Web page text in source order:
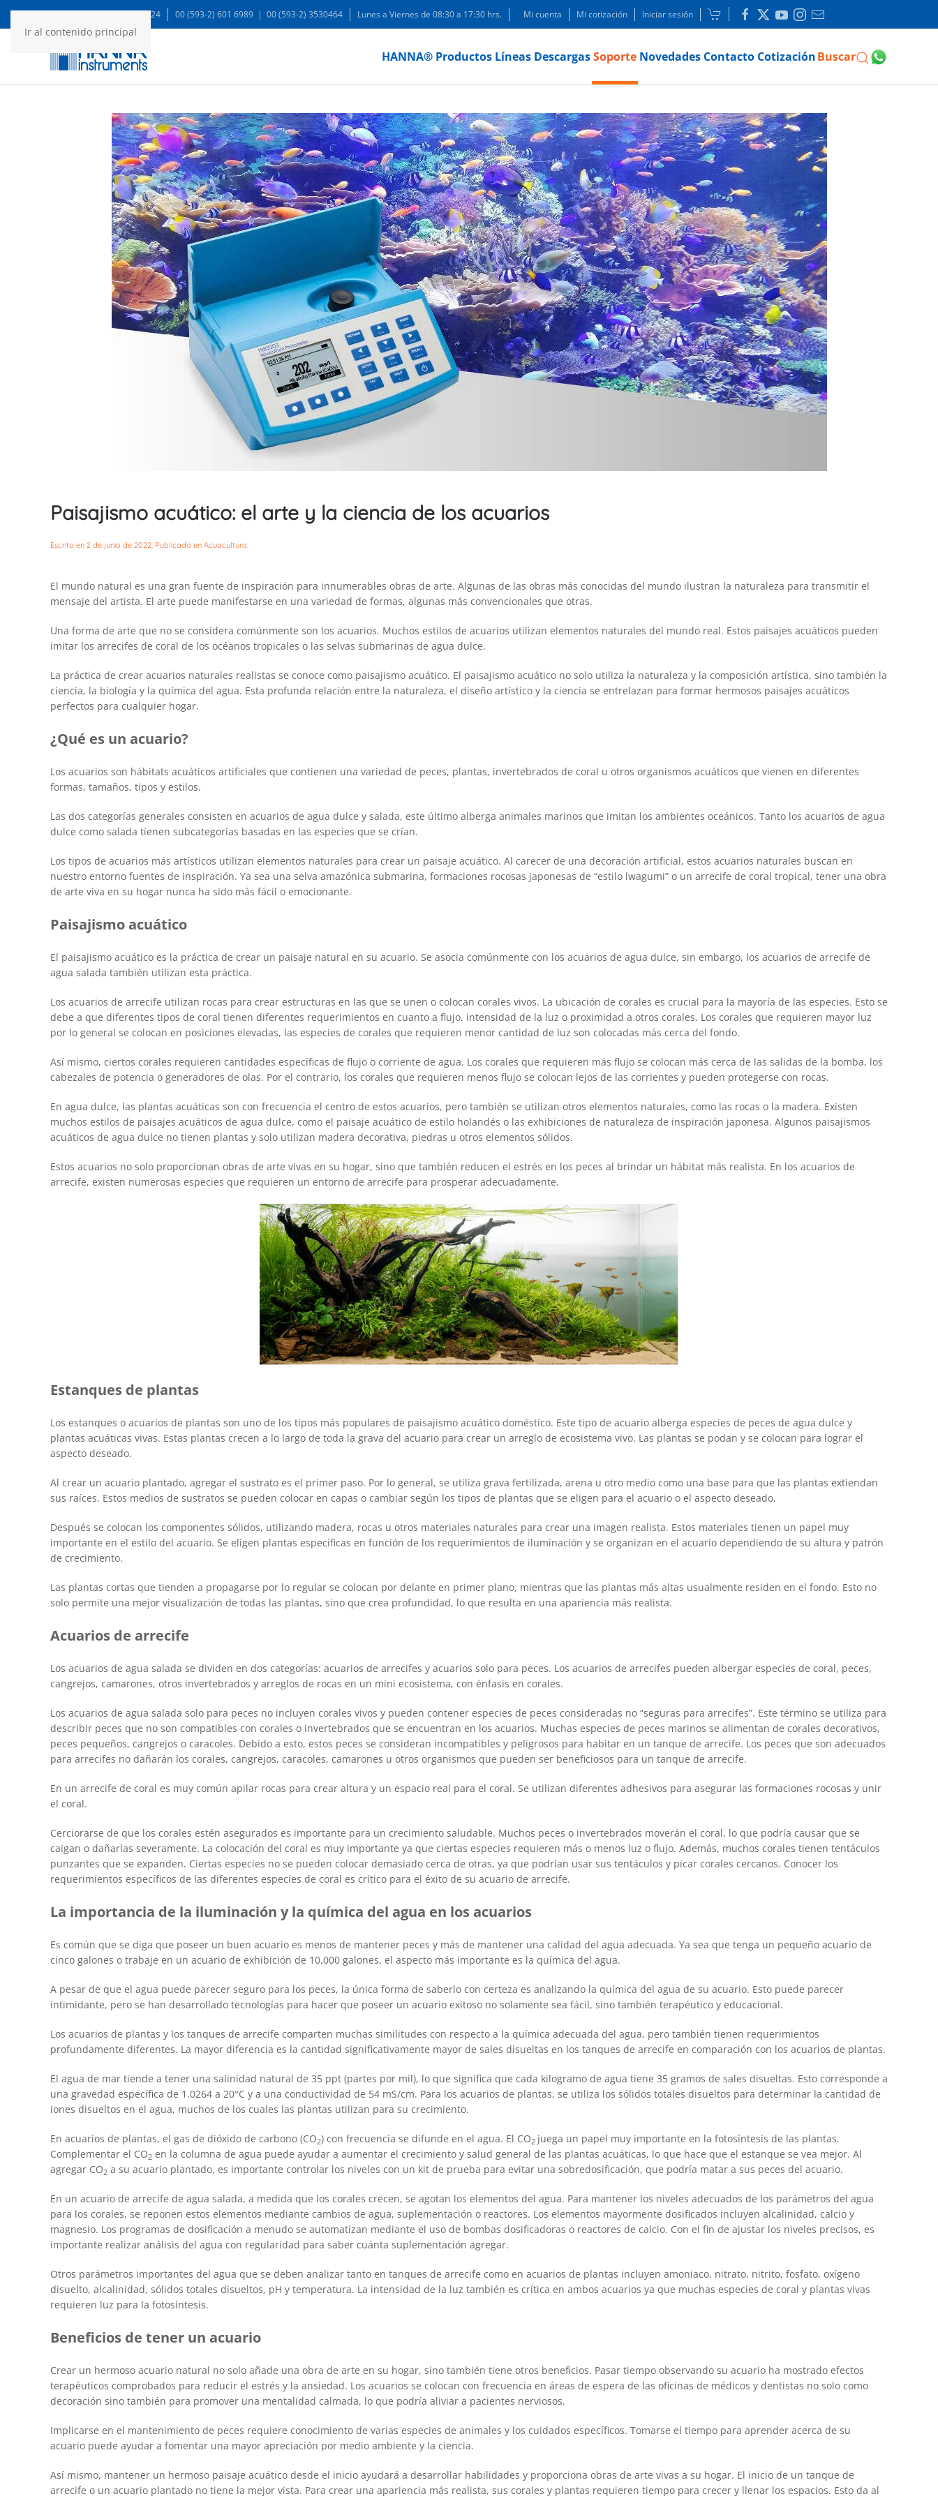
Ir al contenido principal
WA: 99935 1624 00 (593-2) 601 6989 | 00 (593-2) 3530464 Lunes a Viernes de 08:30 a 17:30 hrs. Mi cuenta Mi cotización Iniciar sesión
HANNA® Productos Líneas DescargasSoporte Novedades Contacto CotizaciónBuscar
Paisajismo acuático: el arte y la ciencia de los acuarios
Escrito en 2 de junio de 2022 . Publicado en Acuacultura
El mundo natural es una gran fuente de inspiración para innumerables obras de arte. Algunas de las obras más conocidas del mundo ilustran la naturaleza para transmitir el
mensaje del artista. El arte puede manifestarse en una variedad de formas, algunas más convencionales que otras.
Una forma de arte que no se considera comúnmente son los acuarios. Muchos estilos de acuarios utilizan elementos naturales del mundo real. Estos paisajes acuáticos pueden
imitar los arrecifes de coral de los océanos tropicales o las selvas submarinas de agua dulce.
La práctica de crear acuarios naturales realistas se conoce como paisajismo acuático. El paisajismo acuático no solo utiliza la naturaleza y la composición artística, sino también la
ciencia, la biología y la química del agua. Esta profunda relación entre la naturaleza, el diseño artístico y la ciencia se entrelazan para formar hermosos paisajes acuáticos
perfectos para cualquier hogar.
¿Qué es un acuario?
Los acuarios son hábitats acuáticos artificiales que contienen una variedad de peces, plantas, invertebrados de coral u otros organismos acuáticos que vienen en diferentes
formas, tamaños, tipos y estilos.
Las dos categorías generales consisten en acuarios de agua dulce y salada, este último alberga animales marinos que imitan los ambientes oceánicos. Tanto los acuarios de agua
dulce como salada tienen subcategorías basadas en las especies que se crían.
Los tipos de acuarios más artísticos utilizan elementos naturales para crear un paisaje acuático. Al carecer de una decoración artificial, estos acuarios naturales buscan en
nuestro entorno fuentes de inspiración. Ya sea una selva amazónica submarina, formaciones rocosas japonesas de “estilo lwagumi” o un arrecife de coral tropical, tener una obra
de arte viva en su hogar nunca ha sido más fácil o emocionante.
Paisajismo acuático
El paisajismo acuático es la práctica de crear un paisaje natural en su acuario. Se asocia comúnmente con los acuarios de agua dulce, sin embargo, los acuarios de arrecife de
agua salada también utilizan esta práctica.
Los acuarios de arrecife utilizan rocas para crear estructuras en las que se unen o colocan corales vivos. La ubicación de corales es crucial para la mayoría de las especies. Esto se
debe a que diferentes tipos de coral tienen diferentes requerimientos en cuanto a flujo, intensidad de la luz o proximidad a otros corales. Los corales que requieren mayor luz
por lo general se colocan en posiciones elevadas, las especies de corales que requieren menor cantidad de luz son colocadas más cerca del fondo.
Así mismo, ciertos corales requieren cantidades específicas de flujo o corriente de agua. Los corales que requieren más flujo se colocan más cerca de las salidas de la bomba, los
cabezales de potencia o generadores de olas. Por el contrario, los corales que requieren menos flujo se colocan lejos de las corrientes y pueden protegerse con rocas.
En agua dulce, las plantas acuáticas son con frecuencia el centro de estos acuarios, pero también se utilizan otros elementos naturales, como las rocas o la madera. Existen
muchos estilos de paisajes acuáticos de agua dulce, como el paisaje acuático de estilo holandés o las exhibiciones de naturaleza de inspiración japonesa. Algunos paisajismos
acuáticos de agua dulce no tienen plantas y solo utilizan madera decorativa, piedras u otros elementos sólidos.
Estos acuarios no solo proporcionan obras de arte vivas en su hogar, sino que también reducen el estrés en los peces al brindar un hábitat más realista. En los acuarios de
arrecife, existen numerosas especies que requieren un entorno de arrecife para prosperar adecuadamente.
Estanques de plantas
Los estanques o acuarios de plantas son uno de los tipos más populares de paisajismo acuático doméstico. Este tipo de acuario alberga especies de peces de agua dulce y
plantas acuáticas vivas. Estas plantas crecen a lo largo de toda la grava del acuario para crear un arreglo de ecosistema vivo. Las plantas se podan y se colocan para lograr el
aspecto deseado.
Al crear un acuario plantado, agregar el sustrato es el primer paso. Por lo general, se utiliza grava fertilizada, arena u otro medio como una base para que las plantas extiendan
sus raíces. Estos medios de sustratos se pueden colocar en capas o cambiar según los tipos de plantas que se eligen para el acuario o el aspecto deseado.
Después se colocan los componentes sólidos, utilizando madera, rocas u otros materiales naturales para crear una imagen realista. Estos materiales tienen un papel muy
importante en el estilo del acuario. Se eligen plantas específicas en función de los requerimientos de iluminación y se organizan en el acuario dependiendo de su altura y patrón
de crecimiento.
Las plantas cortas que tienden a propagarse por lo regular se colocan por delante en primer plano, mientras que las plantas más altas usualmente residen en el fondo. Esto no
solo permite una mejor visualización de todas las plantas, sino que crea profundidad, lo que resulta en una apariencia más realista.
Acuarios de arrecife
Los acuarios de agua salada se dividen en dos categorías: acuarios de arrecifes y acuarios solo para peces. Los acuarios de arrecifes pueden albergar especies de coral, peces,
cangrejos, camarones, otros invertebrados y arreglos de rocas en un mini ecosistema, con énfasis en corales.
Los acuarios de agua salada solo para peces no incluyen corales vivos y pueden contener especies de peces consideradas no “seguras para arrecifes”. Este término se utiliza para
describir peces que no son compatibles con corales o invertebrados que se encuentran en los acuarios. Muchas especies de peces marinos se alimentan de corales decorativos,
peces pequeños, cangrejos o caracoles. Debido a esto, estos peces se consideran incompatibles y peligrosos para habitar en un tanque de arrecife. Los peces que son adecuados
para arrecifes no dañarán los corales, cangrejos, caracoles, camarones u otros organismos que pueden ser beneficiosos para un tanque de arrecife.
En un arrecife de coral es muy común apilar rocas para crear altura y un espacio real para el coral. Se utilizan diferentes adhesivos para asegurar las formaciones rocosas y unir
el coral.
Cerciorarse de que los corales estén asegurados es importante para un crecimiento saludable. Muchos peces o invertebrados moverán el coral, lo que podría causar que se
caigan o dañarlas severamente. La colocación del coral es muy importante ya que ciertas especies requieren más o menos luz o flujo. Además, muchos corales tienen tentáculos
punzantes que se expanden. Ciertas especies no se pueden colocar demasiado cerca de otras, ya que podrían usar sus tentáculos y picar corales cercanos. Conocer los
requerimientos específicos de las diferentes especies de coral es crítico para el éxito de su acuario de arrecife.
La importancia de la iluminación y la química del agua en los acuarios
Es común que se diga que poseer un buen acuario es menos de mantener peces y más de mantener una calidad del agua adecuada. Ya sea que tenga un pequeño acuario de
cinco galones o trabaje en un acuario de exhibición de 10,000 galones, el aspecto más importante es la química del agua.
A pesar de que el agua puede parecer seguro para los peces, la única forma de saberlo con certeza es analizando la química del agua de su acuario. Esto puede parecer
intimidante, pero se han desarrollado tecnologías para hacer que poseer un acuario exitoso no solamente sea fácil, sino también terapéutico y educacional.
Los acuarios de plantas y los tanques de arrecife comparten muchas similitudes con respecto a la química adecuada del agua, pero también tienen requerimientos
profundamente diferentes. La mayor diferencia es la cantidad significativamente mayor de sales disueltas en los tanques de arrecife en comparación con los acuarios de plantas.
El agua de mar tiende a tener una salinidad natural de 35 ppt (partes por mil), lo que significa que cada kilogramo de agua tiene 35 gramos de sales disueltas. Esto corresponde a
una gravedad específica de 1.0264 a 20°C y a una conductividad de 54 mS/cm. Para los acuarios de plantas, se utiliza los sólidos totales disueltos para determinar la cantidad de
iones disueltos en el agua, muchos de los cuales las plantas utilizan para su crecimiento.
En acuarios de plantas, el gas de dióxido de carbono (CO2) con frecuencia se difunde en el agua. El CO2juega un papel muy importante en la fotosíntesis de las plantas.
Complementar el CO2 en la columna de agua puede ayudar a aumentar el crecimiento y salud general de las plantas acuáticas, lo que hace que el estanque se vea mejor. Al
agregar CO2 a su acuario plantado, es importante controlar los niveles con un kit de prueba para evitar una sobredosificación, que podría matar a sus peces del acuario.
En un acuario de arrecife de agua salada, a medida que los corales crecen, se agotan los elementos del agua. Para mantener los niveles adecuados de los parámetros del agua
para los corales, se reponen estos elementos mediante cambios de agua, suplementación o reactores. Los elementos mayormente dosificados incluyen alcalinidad, calcio y
magnesio. Los programas de dosificación a menudo se automatizan mediante el uso de bombas dosificadoras o reactores de calcio. Con el fin de ajustar los niveles precisos, es
importante realizar análisis del agua con regularidad para saber cuánta suplementación agregar.
Otros parámetros importantes del agua que se deben analizar tanto en tanques de arrecife como en acuarios de plantas incluyen amoniaco, nitrato, nitrito, fosfato, oxígeno
disuelto, alcalinidad, sólidos totales disueltos, pH y temperatura. La intensidad de la luz también es crítica en ambos acuarios ya que muchas especies de coral y plantas vivas
requieren luz para la fotosíntesis.
Beneficios de tener un acuario
Crear un hermoso acuario natural no solo añade una obra de arte en su hogar, sino también tiene otros beneficios. Pasar tiempo observando su acuario ha mostrado efectos
terapéuticos comprobados para reducir el estrés y la ansiedad. Los acuarios se colocan con frecuencia en áreas de espera de las oficinas de médicos y dentistas no solo como
decoración sino también para promover una mentalidad calmada, lo que podría aliviar a pacientes nerviosos.
Implicarse en el mantenimiento de peces requiere conocimiento de varias especies de animales y los cuidados específicos. Tomarse el tiempo para aprender acerca de su
acuario puede ayudar a fomentar una mayor apreciación por medio ambiente y la ciencia.
Así mismo, mantener un hermoso paisaje acuático desde el inicio ayudará a desarrollar habilidades y proporciona obras de arte vivas a su hogar. El inicio de un tanque de
arrecife o un acuario plantado no tiene la mejor vista. Para crear una apariencia más realista, sus corales y plantas requieren tiempo para crecer y llenar los espacios. Esto da al